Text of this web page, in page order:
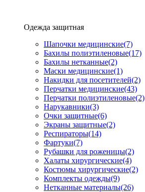
Одежда защитная
Шапочки медицинские(7)
Бахилы полиэтиленовые(17)
Бахилы нетканные(2)
Маски медицинские(1)
Накидки для посетителей(2)
Перчатки медицинские(43)
Перчатки полиэтиленовые(2)
Нарукавники(3)
Очки защитные(6)
Экраны защитные(2)
Рeспираторы(14)
Фартуки(7)
Рубашки для роженицы(2)
Халаты хирургические(4)
Костюмы хирургические(2)
Комплекты одежды(9)
Нетканные материалы(26)